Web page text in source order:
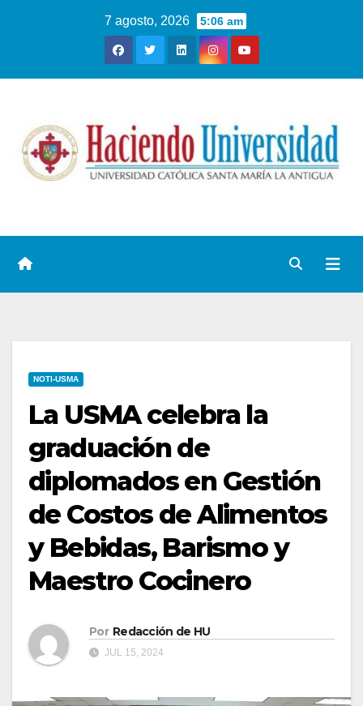
7 agosto, 2026 5:06 am
NOTI-USMA
La USMA celebra la
graduación de
diplomados en Gestión
de Costos de Alimentos
y Bebidas, Barismo y
Maestro Cocinero
Por Redacción de HU
JUL 15, 2024